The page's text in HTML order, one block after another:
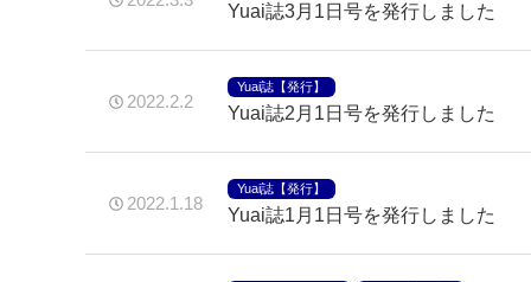
Yuai誌3月1日号を発行しました
2022.2.2
Yuai誌【発行】
Yuai誌2月1日号を発行しました
2022.1.18
Yuai誌【発行】
Yuai誌1月1日号を発行しました